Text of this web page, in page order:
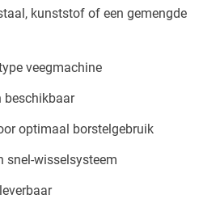
kunststof of een gemengde
veegmachine
beschikbaar
optimaal borstelgebruik
snel-wisselsysteem